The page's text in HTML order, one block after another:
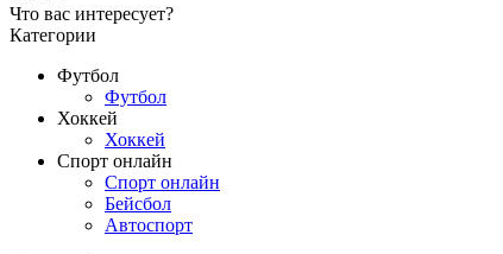
Что вас интересует?
Категории
Футбол
Футбол
Хоккей
Хоккей
Спорт онлайн
Спорт онлайн
Бейсбол
Автоспорт